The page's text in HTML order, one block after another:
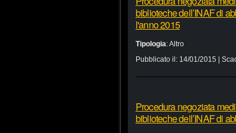
biblioteche dell’INAF di
l'anno 2015
Tipologia:Altro
Pubblicato il: 14/01/2015 |
Procedura negoziata
biblioteche dell’INAF di